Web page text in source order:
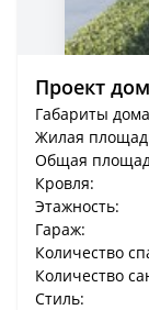
Проект
Габариты
Жилая
Общая
Кровля:
Этажность:
Гараж:
Количество
Количество
Стиль: